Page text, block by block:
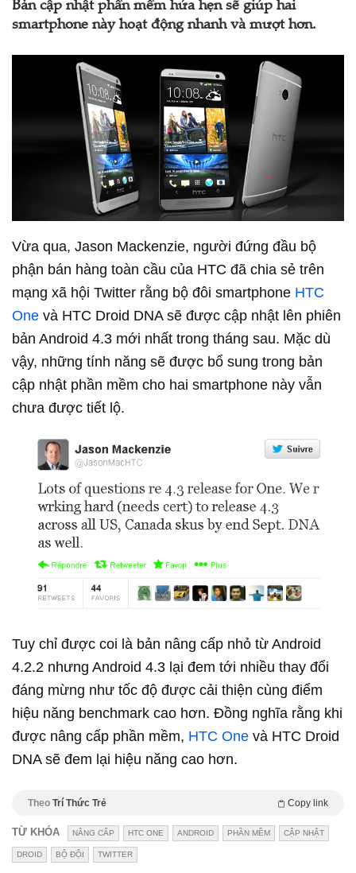
Bản cập nhật phần mềm hứa hẹn sẽ giúp hai
smartphone này hoạt động nhanh và mượt hơn.
Vừa qua, Jason Mackenzie, người đứng đầu bộ
phận bán hàng toàn cầu của HTC đã chia sẻ trên
mạng xã hội Twitter rằng bộ đôi smartphone HTC
One và HTC Droid DNA sẽ được cập nhật lên phiên
bản Android 4.3 mới nhất trong tháng sau. Mặc dù
vậy, những tính năng sẽ được bổ sung trong bản
cập nhật phần mềm cho hai smartphone này vẫn
chưa được tiết lộ.
Tuy chỉ được coi là bản nâng cấp nhỏ từ Android
4.2.2 nhưng Android 4.3 lại đem tới nhiều thay đổi
đáng mừng như tốc độ được cải thiện cùng điểm
hiệu năng benchmark cao hơn. Đồng nghĩa rằng khi
được nâng cấp phần mềm, HTC One và HTC Droid
DNA sẽ đem lại hiệu năng cao hơn.
Theo Trí Thức Trẻ Copy link
TỪ KHÓA NÂNG CẤP HTC ONE ANDROID PHẦN MỀM CẬP NHẬT
DROID BỘ ĐỘI TWITTER